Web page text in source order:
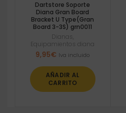
Dartstore Soporte
Diana Gran Board
Bracket U Type(Gran
Board 3-3S) grn0011
Dianas
Equipamientos diana
9,95€ Iva incluido
AÑADIR AL
CARRITO